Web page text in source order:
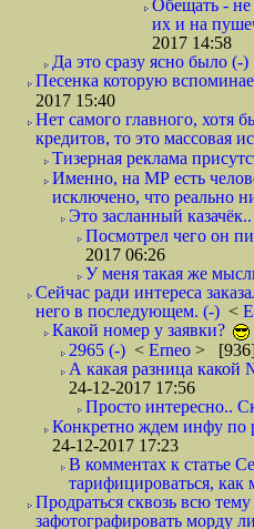
Обещать - не
их и на
2017 14:58
Да это сразу ясно было (-)
Песенка которую
2017 15:40
Нет самого главного, хотя
кредитов, то это массовая
Тизерная реклама
Именно, на МР есть
исключено, что реально
Это засланный
Посмотрел чего он
2017 06:26
У меня такая же
Сейчас ради интереса
него в последующем. (-) <
Какой номер у заявки?
2965 (-) < Erneo >
А какая разница какой
24-12-2017 17:56
Просто интересно..
Конкретно ждем инфу по
24-12-2017 17:23
В комментах к статье
тарифицироваться,
Продраться сквозь всю
зафотографировать морду